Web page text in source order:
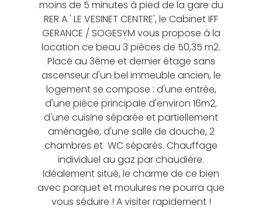
moins de 5 minutes à pied de la gare du
RER A ' LE VESINET CENTRE', le Cabinet IFF
GERANCE / SOGESYM vous propose à la
location ce beau 3 pièces de 50,35 m2.
Placé au 3ème et dernier étage sans
ascenseur d'un bel immeuble ancien, le
logement se compose : d'une entrée,
d'une pièce principale d'environ 16m2,
d'une cuisine séparée et partiellement
aménagée, d'une salle de douche, 2
chambres et WC séparés. Chauffage
individuel au gaz par chaudière.
Idéalement situé, le charme de ce bien
avec parquet et moulures ne pourra que
vous séduire ! A visiter rapidement !